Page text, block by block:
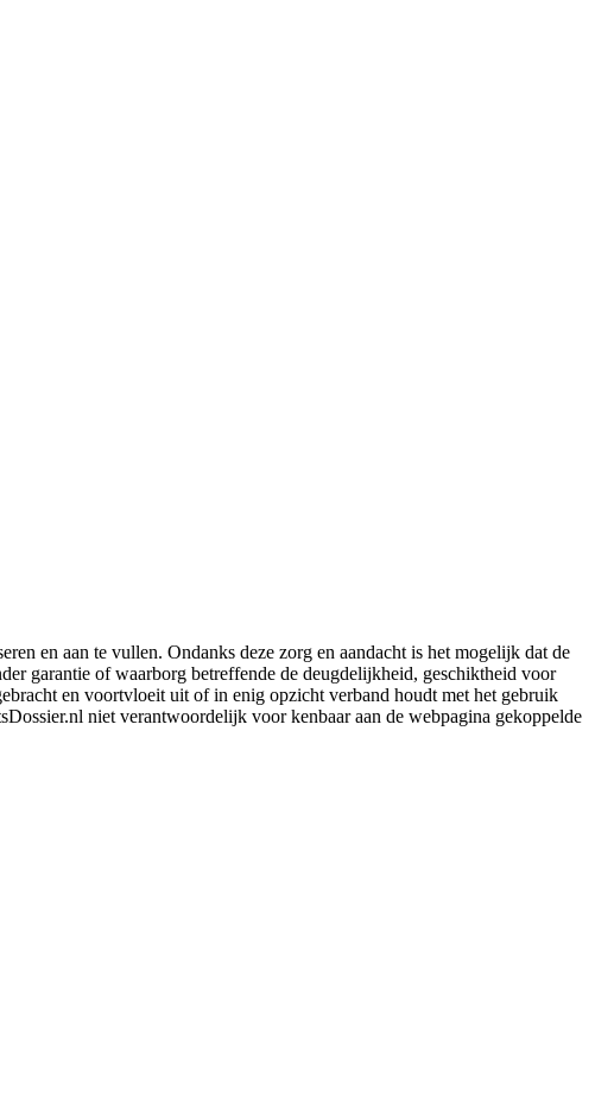
en aan te vullen. Ondanks deze zorg en aandacht is het mogelijk dat de
garantie of waarborg betreffende de deugdelijkheid, geschiktheid voor
en voortvloeit uit of in enig opzicht verband houdt met het gebruik
niet verantwoordelijk voor kenbaar aan de webpagina gekoppelde